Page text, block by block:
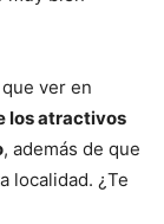
ver en
los atractivos
, además de que
localidad. ¿Te